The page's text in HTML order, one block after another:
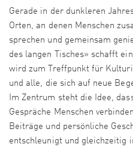
Gerade in der dunkleren
Orten, an denen Menschen
sprechen und gemeinsam
des langen Tisches» schafft
wird zum Treffpunkt für
und alle, die sich auf neue
Im Zentrum steht die Idee,
Gespräche Menschen
Beiträge und persönliche
entschleunigt und gleichzeitig